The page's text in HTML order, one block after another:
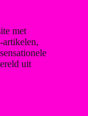
met
uit